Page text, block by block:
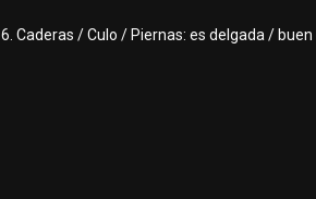
6. Caderas / Culo / Piernas: es delgada /